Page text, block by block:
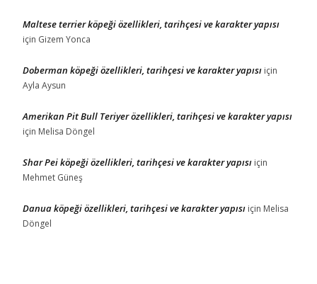
Maltese terrier köpeği özellikleri, tarihçesi ve karakter yapısı
için Gizem Yonca
Doberman köpeği özellikleri, tarihçesi ve karakter yapısı için
Ayla Aysun
Amerikan Pit Bull Teriyer özellikleri, tarihçesi ve karakter yapısı
için Melisa Döngel
Shar Pei köpeği özellikleri, tarihçesi ve karakter yapısı için
Mehmet Güneş
Danua köpeği özellikleri, tarihçesi ve karakter yapısı için Melisa
Döngel